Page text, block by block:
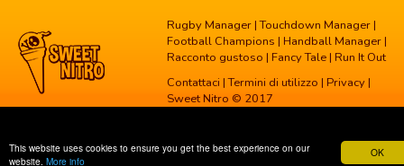
OK
This website uses cookies to ensure you get the best experience on our
website. More info
Rugby Manager |Touchdown Manager |
Football Champions | Handball Manager |
Racconto gustoso | Fancy Tale | Run It Out
Contattaci |Termini di utilizzo | Privacy |
Sweet Nitro © 2017